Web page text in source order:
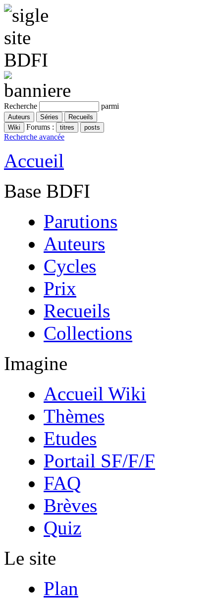
Recherche parmi
Forums :
Recherche avancée
Accueil
Base BDFI
Parutions
Auteurs
Cycles
Prix
Recueils
Collections
Imagine
Accueil Wiki
Thèmes
Etudes
Portail SF/F/F
FAQ
Brèves
Quiz
Le site
Plan